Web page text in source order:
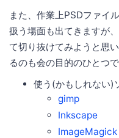
また、作業上PSDファイ
扱う場面も出てきますが
て切り抜けてみようと思
るのも会の目的のひとつで
使う(かもしれない)
gimp
Inkscape
ImageMagick